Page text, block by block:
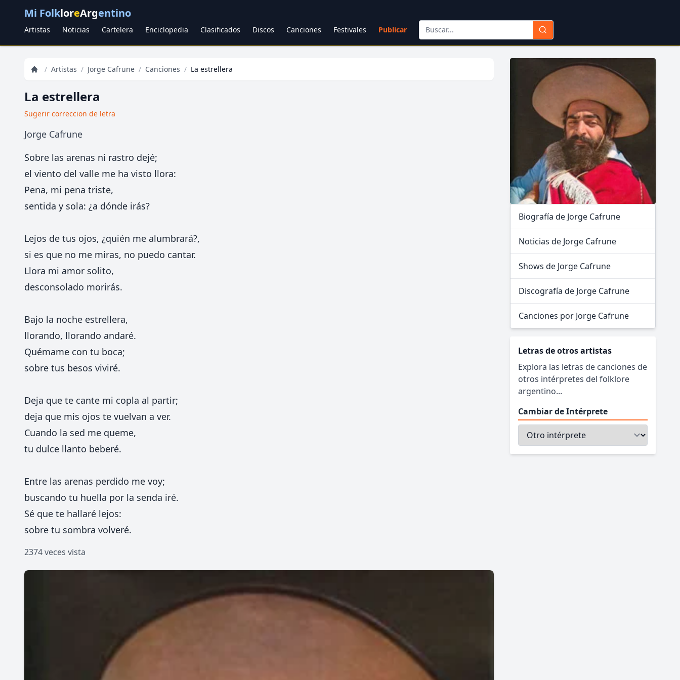
Mi FolkloreArgentino
Artistas Noticias Cartelera Enciclopedia Clasificados Discos Canciones Festivales Publicar
/ Artistas / Jorge Cafrune / Canciones / La estrellera
La estrellera
Sugerir correccion de letra
Jorge Cafrune
Sobre las arenas ni rastro dejé;
el viento del valle me ha visto llora:
Pena, mi pena triste,
sentida y sola: ¿a dónde irás?
Lejos de tus ojos, ¿quién me alumbrará?,
si es que no me miras, no puedo cantar.
Llora mi amor solito,
desconsolado morirás.
Bajo la noche estrellera,
llorando, llorando andaré.
Quémame con tu boca;
sobre tus besos viviré.
Deja que te cante mi copla al partir;
deja que mis ojos te vuelvan a ver.
Cuando la sed me queme,
tu dulce llanto beberé.
Entre las arenas perdido me voy;
buscando tu huella por la senda iré.
Sé que te hallaré lejos:
sobre tu sombra volveré.
2374 veces vista
Biografía de Jorge Cafrune
Noticias de Jorge Cafrune
Shows de Jorge Cafrune
Discografía de Jorge Cafrune
Canciones por Jorge Cafrune
Letras de otros artistas
Explora las letras de canciones de
otros intérpretes del folklore
argentino...
Cambiar de Intérprete